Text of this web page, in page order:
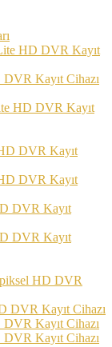
HD DVR Kayıt
Kayıt Cihazı
HD DVR Kayıt
DVR Kayıt
DVR Kayıt
DVR Kayıt
DVR Kayıt
HD DVR
DVR Kayıt Cihazı
Kayıt Cihazı
Kayıt Cihazı